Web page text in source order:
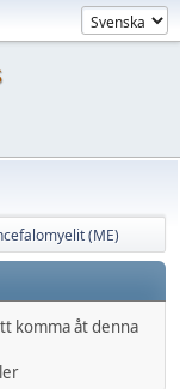
(ME)
komma åt denna